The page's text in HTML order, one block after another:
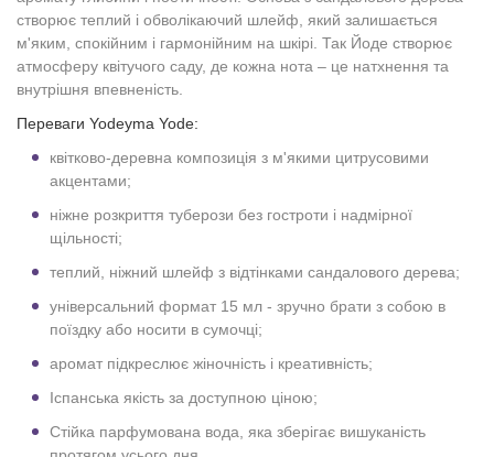
створює теплий і обволікаючий шлейф, який залишається
м'яким, спокійним і гармонійним на шкірі. Так Йоде створює
атмосферу квітучого саду, де кожна нота – це натхнення та
внутрішня впевненість.
Переваги Yodeyma Yode:
квітково-деревна композиція з м'якими цитрусовими
акцентами;
ніжне розкриття туберози без гостроти і надмірної
щільності;
теплий, ніжний шлейф з відтінками сандалового дерева;
універсальний формат 15 мл - зручно брати з собою в
поїздку або носити в сумочці;
аромат підкреслює жіночність і креативність;
Іспанська якість за доступною ціною;
Стійка парфумована вода, яка зберігає вишуканість